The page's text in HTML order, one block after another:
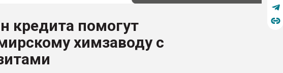
рынке
ПЭТ
кредита помогут
химзаводу с